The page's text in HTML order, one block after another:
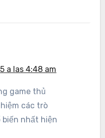
a las 4:48 am
game thủ
các trò
biến nhất hiện